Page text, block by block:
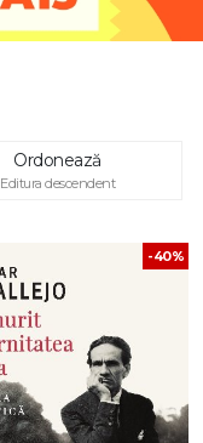
Ordonează
Editura descendent
-40%